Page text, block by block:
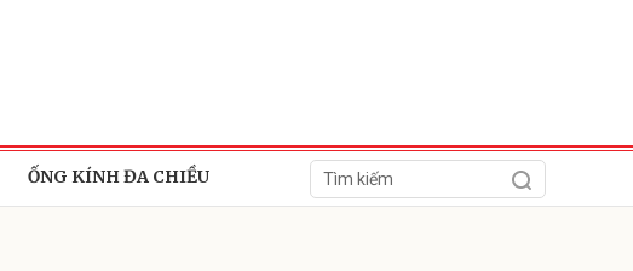
ỐNG KÍNH ĐA CHIỀU